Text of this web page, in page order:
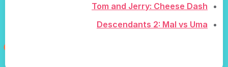
Tom and Jerry: Cheese Dash
Descendants 2: Mal vs Uma